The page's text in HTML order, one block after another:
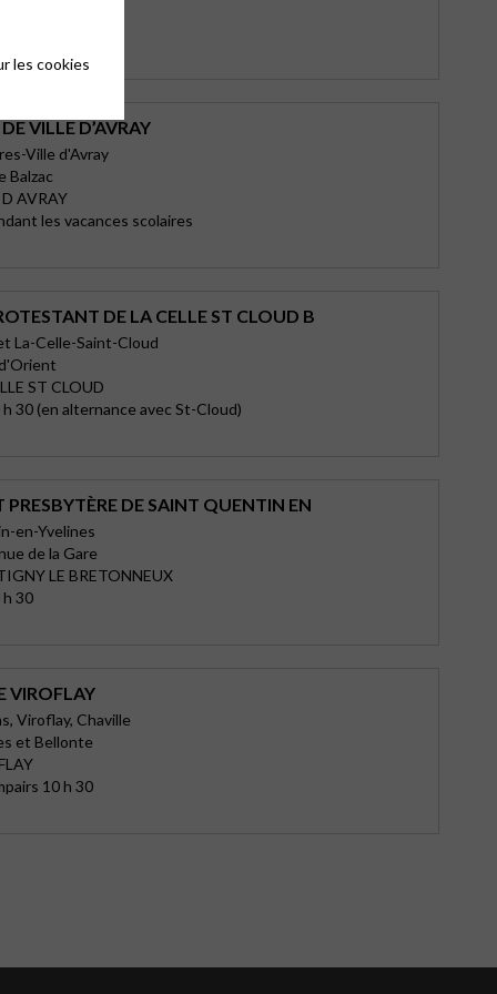
VILLE D’AVRAY
Ville d'Avray
Balzac
AVRAY
les vacances scolaires
DE LA CELLE ST CLOUD B
La-Celle-Saint-Cloud
ST CLOUD
h 30 (en alternance avec St-Cloud)
PRESBYTÈRE DE SAINT QUENTIN EN
en-Yvelines
de la Gare
LE BRETONNEUX
h 30
VIROFLAY
Viroflay, Chaville
et Bellonte
10 h 30
les cookies